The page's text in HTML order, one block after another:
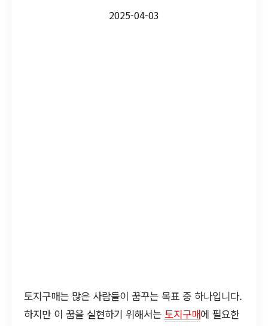
2025-04-03
토지구매는 많은 사람들이 꿈꾸는 목표 중 하나입니다.
하지만 이 꿈을 실현하기 위해서는 토지구매에 필요한